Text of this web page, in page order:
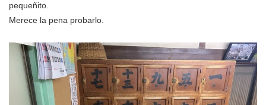
pequeñito.
Merece la pena probarlo.